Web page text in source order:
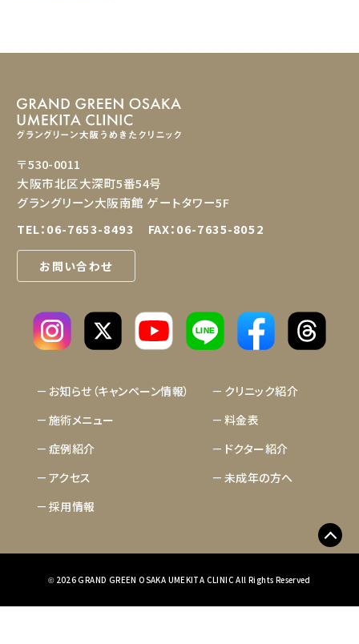
〒530-0011
大阪市北区大深町5番54号
グラングリーン大阪南館 ゲートタワー5F
TEL：06-7653-8493 FAX：06-7635-8052
お問い合わせ
LINE
お知らせ（キャンペーン情報）
クリニック紹介
施術メニュー
料金表
症例紹介
ドクター紹介
アクセス
未成年の方へ
採用情報
©2026 GRAND GREEN OSAKA UMEKITA CLINIC All Rights Reserved